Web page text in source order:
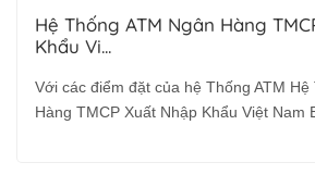
Hệ Thống ATM Ngân Hàng
Khẩu Vi...
Với các điểm đặt của hệ Thống ATM Hệ
Hàng TMCP Xuất Nhập Khẩu Việt Nam